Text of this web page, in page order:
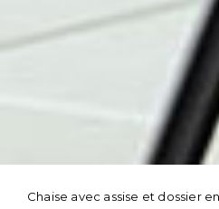
Chaise avec assise et dossier